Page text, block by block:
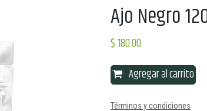
Ajo Negro
$180.00
Agregar al carrito
Términos y condiciones